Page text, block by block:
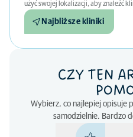
użyć swojej lokalizacji, aby znaleźć
Najbliższe kliniki
CZY TEN
Wybierz, co najlepiej opisuje
samodzielnie. Bardzo